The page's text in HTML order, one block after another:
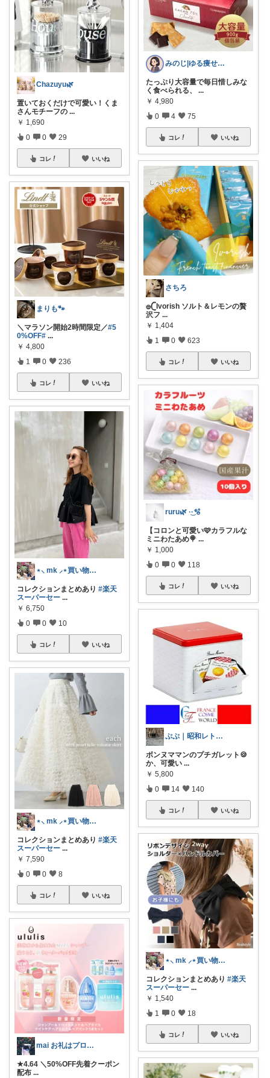
Chazuyu🌿
置いておくだけで可愛い！くま
さんモチーフの ...
￥ 1,690
0 0 29
コレ いいね
まりも🐾
＼マラソン開始2時間限定／#5
0%OFF# ...
￥ 4,800
1 0 236
コレ いいね
⋆⸜ mk ⸝⋆買い物は楽天で
コレクションまとめあり #楽天
スーパーセー ...
￥ 6,750
0 0 10
コレ いいね
⋆⸜ mk ⸝⋆買い物は楽天で
コレクションまとめあり #楽天
スーパーセー ...
￥ 7,590
0 0 8
コレ いいね
mai お礼はプロフに𓅯𖤣𖥧✳︎
★4.64 ＼50%OFF先着クーポン
配布 ...
みのじ|ゆる痩せ✕節約暮らし🍀
たっぷり大容量で毎日惜しみな
く食べられる、
...
￥ 4,980
0 4 75
コレ いいね
さちろ
𓐍𓊆Ivorish ソルト＆レモンの贅
沢フ ...
￥ 1,404
1 0 623
コレ いいね
ruru🌿 ·͜·🫧
【コロンと可愛い🩷カラフルな
ミニわたあめ🍭 ...
￥ 1,000
0 0 118
コレ いいね
ぷぷ｜昭和レトロの器好き
ボンヌママンのプチガレット🍪
か、可愛い ...
￥ 5,800
0 14 140
コレ いいね
⋆⸜ mk ⸝⋆買い物は楽天で
コレクションまとめあり #楽天
スーパーセー ...
￥ 1,540
1 0 18
コレ いいね